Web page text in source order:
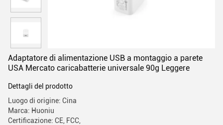
Adaptatore di alimentazione USB a montaggio a parete
USA Mercato caricabatterie universale 90g Leggere
Dettagli del prodotto
Luogo di origine: Cina
Marca: Huoniu
Certificazione: CE, FCC,